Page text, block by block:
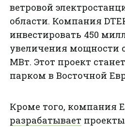
ветровой
области. Компания
инвестировать 450
увеличения мощности
МВт. Этот проект
парком в Восточной
Кроме того, компания
разрабатывает